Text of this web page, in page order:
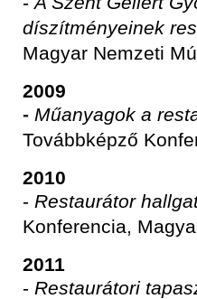
díszítményeinek
Magyar Nemzeti
2009
- Műanyagok a
Továbbképző
2010
- Restaurátor
Konferencia,
2011
- Restaurátori